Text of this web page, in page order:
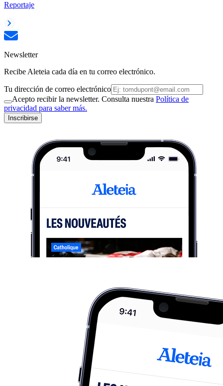
Reportaje
Newsletter
Recibe Aleteia cada día en tu correo electrónico.
Tu dirección de correo electrónico
Acepto recibir la newsletter. Consulta nuestra Política de
privacidad para saber más.
Inscribirse